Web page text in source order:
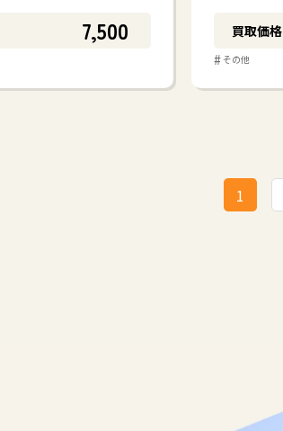
7,500 買取価格
#その他
1